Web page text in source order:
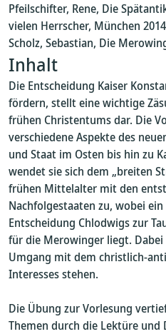
Pfeilschifter, Rene, Die
vielen Herrscher, München
Scholz, Sebastian, Die
Inhalt
Die Entscheidung Kaiser
fördern, stellt eine wichtige
frühen Christentums dar. Die
verschiedene Aspekte des
und Staat im Osten bis hin zu
wendet sie sich dem „breiten
frühen Mittelalter mit den
Nachfolgestaaten zu, wobei
Entscheidung Chlodwigs zur
für die Merowinger liegt. Dabei
Umgang mit dem christlich-
Interesses stehen.
Die Übung zur Vorlesung
Themen durch die Lektüre und